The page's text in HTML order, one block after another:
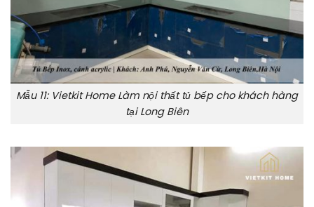
Mẫu 11: Vietkit Home Làm nội thất tủ bếp cho khách hàng
tại Long Biên